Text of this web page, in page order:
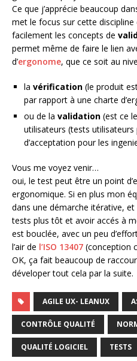
Ce que j’apprécie beaucoup
met le focus sur cette discipline
facilement les concepts de
permet même de faire le lien
d’ergonome, que ce soit au
la vérification (le produit
par rapport à une charte
ou de la validation (est ce
utilisateurs (tests
d’acceptation pour les
Vous me voyez venir…
oui, le test peut être un point
ergonomique. Si en plus mon
dans une démarche itérative,
tests plus tôt et avoir accés à
est bouclée, avec un peu
l’air de l’ISO 13407 (conception
OK, ça fait beaucoup de
déveloper tout cela par la suite.
AGILE UX- LEANUX
CONTRÔLE QUALITÉ
QUALITÉ LOGICIEL TESTS